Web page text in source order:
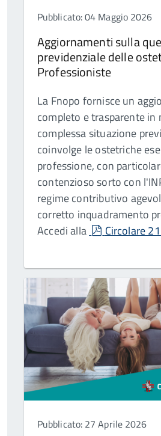
Pubblicato: 04 Maggio 2026
Aggiornamenti sulla
previdenziale delle
Professioniste
La Fnopo fornisce un
completo e trasparente in
complessa situazione
coinvolge le ostetriche
professione, con
contenzioso sorto con
regime contributivo
corretto inquadramento
Accedi alla
pdf
Circolare
Pubblicato: 27 Aprile 2026